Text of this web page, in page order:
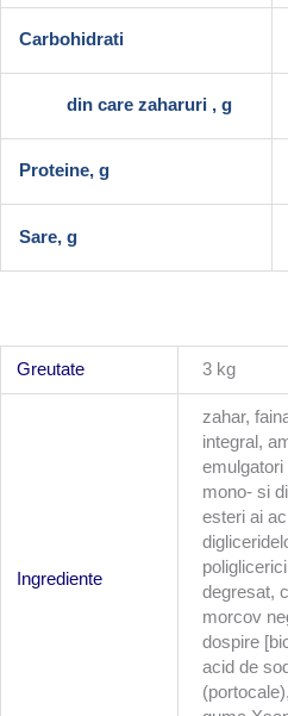
Carbohidrati
din care zaharuri , g
Proteine, g
Sare, g
Greutate 3 kg
Ingrediente
zahar,
integral,
emulgatori
mono- si
esteri ai
degresat,
morcov
dospire
acid de